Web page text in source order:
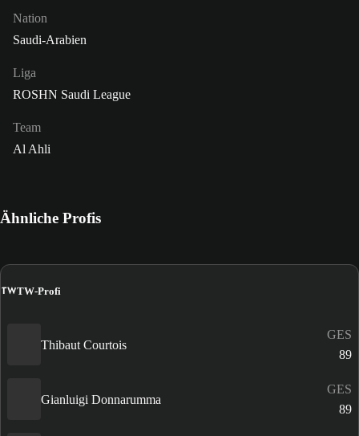
Nation
Saudi-Arabien
Liga
ROSHN Saudi League
Team
Al Ahli
Ähnliche Profis
TWTW-Profi
Thibaut Courtois
GES
89
Gianluigi Donnarumma
GES
89